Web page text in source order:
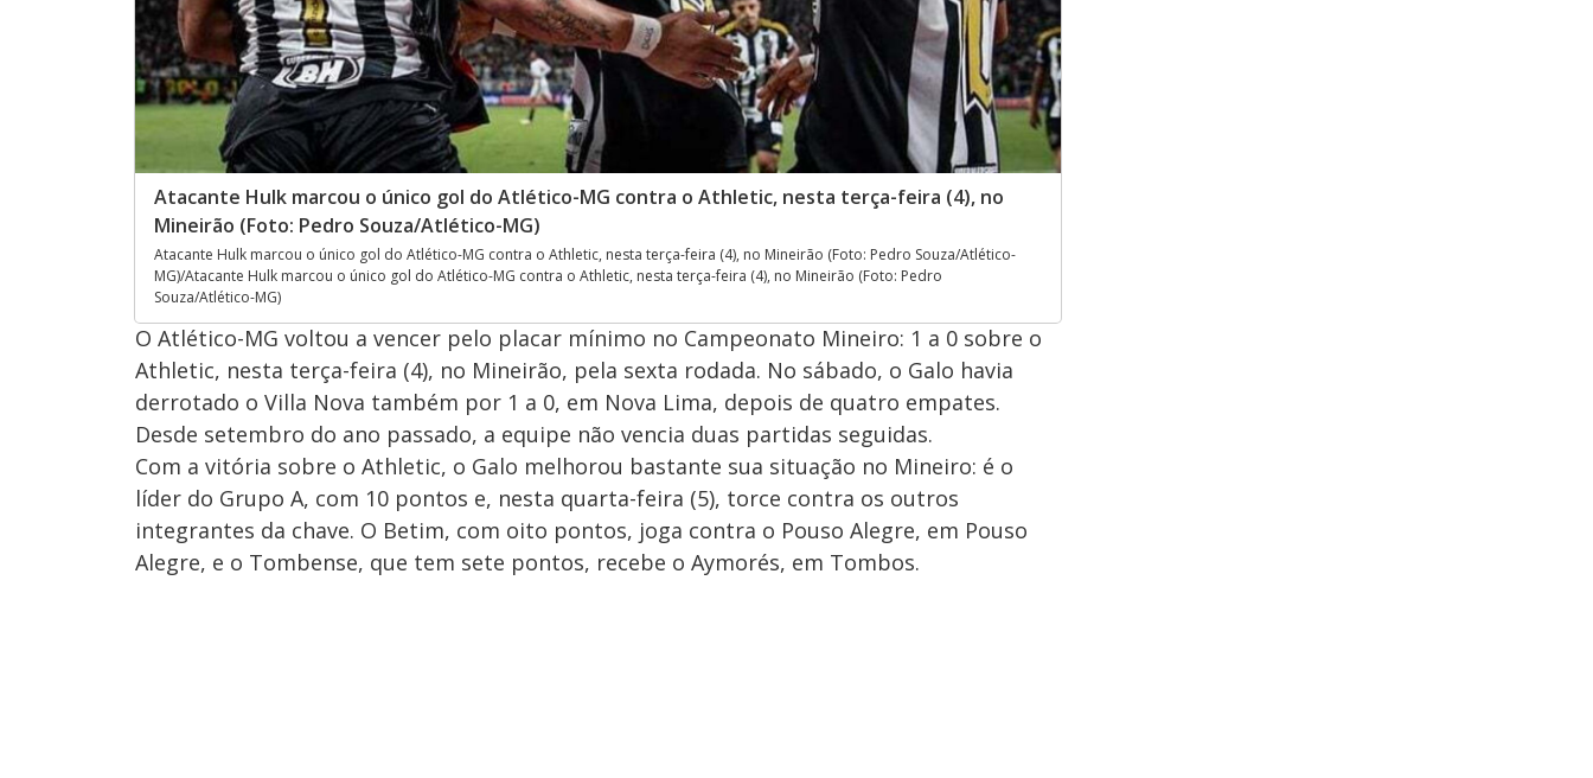
Atacante Hulk marcou o único gol do Atlético-MG contra o Athletic, nesta terça-feira (4), no
Mineirão (Foto: Pedro Souza/Atlético-MG)
Atacante Hulk marcou o único gol do Atlético-MG contra o Athletic, nesta terça-feira (4), no Mineirão (Foto: Pedro Souza/Atlético-
MG)/Atacante Hulk marcou o único gol do Atlético-MG contra o Athletic, nesta terça-feira (4), no Mineirão (Foto: Pedro
Souza/Atlético-MG)
O Atlético-MG voltou a vencer pelo placar mínimo no Campeonato Mineiro: 1 a 0 sobre o
Athletic, nesta terça-feira (4), no Mineirão, pela sexta rodada. No sábado, o Galo havia
derrotado o Villa Nova também por 1 a 0, em Nova Lima, depois de quatro empates.
Desde setembro do ano passado, a equipe não vencia duas partidas seguidas.
Com a vitória sobre o Athletic, o Galo melhorou bastante sua situação no Mineiro: é o
líder do Grupo A, com 10 pontos e, nesta quarta-feira (5), torce contra os outros
integrantes da chave. O Betim, com oito pontos, joga contra o Pouso Alegre, em Pouso
Alegre, e o Tombense, que tem sete pontos, recebe o Aymorés, em Tombos.